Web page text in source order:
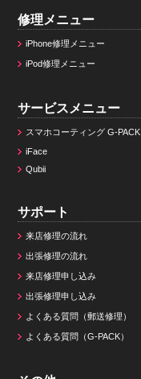
修理メニュー
iPhone修理メニュー
iPod修理メニュー
サービスメニュー
スマホコーティング G-PACK
iFace
Qubii
サポート
来店修理の流れ
出張修理の流れ
来店修理申し込み
出張修理申し込み
よくある質問（郵送修理）
よくある質問（G-PACK）